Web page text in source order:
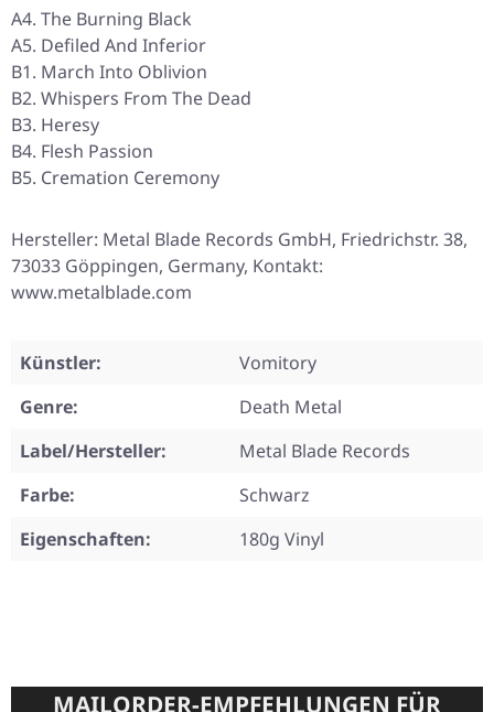
A4. The Burning Black
A5. Defiled And Inferior
B1. March Into Oblivion
B2. Whispers From The Dead
B3. Heresy
B4. Flesh Passion
B5. Cremation Ceremony
Hersteller: Metal Blade Records GmbH, Friedrichstr. 38,
73033 Göppingen, Germany, Kontakt:
www.metalblade.com
Künstler:
Vomitory
Genre:
Death Metal
Label/Hersteller:
Metal Blade Records
Farbe:
Schwarz
Eigenschaften:
180g Vinyl
MAILORDER-EMPFEHLUNGEN FÜR